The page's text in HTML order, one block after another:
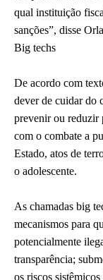
qual instituição
sanções”, disse
Big techs
De acordo com
dever de cuidar do
prevenir ou reduzir
com o combate a
Estado, atos de
o adolescente.
As chamadas big
mecanismos para
potencialmente
transparência;
os riscos